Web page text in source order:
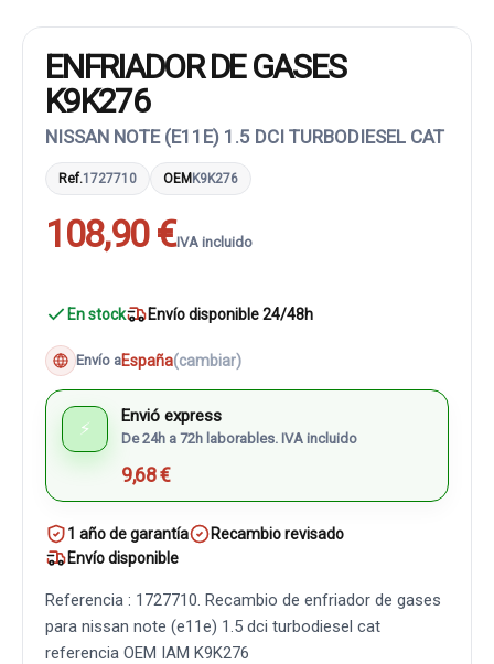
ENFRIADOR DE GASES
K9K276
NISSAN NOTE (E11E) 1.5 DCI TURBODIESEL CAT
Ref.1727710 OEMK9K276
108,90 €IVA incluido
En stock Envío disponible 24/48h
Envío aEspaña(cambiar)
⚡
Envió express
De 24h a 72h laborables. IVA incluido
9,68 €
1 año de garantía
Recambio revisado
Envío disponible
Referencia : 1727710. Recambio de enfriador de gases
para nissan note (e11e) 1.5 dci turbodiesel cat
referencia OEM IAM K9K276